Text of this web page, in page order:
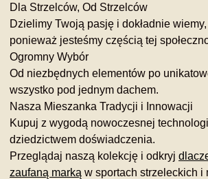
Dla Strzelców, Od Strzelców
Dzielimy Twoją pasję i dokładnie
ponieważ jesteśmy częścią tej
Ogromny Wybór
Od niezbędnych elementów po
wszystko pod jednym dachem.
Nasza Mieszanka Tradycji i Innowacji
Kupuj z wygodą nowoczesnej
dziedzictwem doświadczenia.
Przeglądaj naszą kolekcję i odkryj
zaufaną marką w sportach strzeleckich i